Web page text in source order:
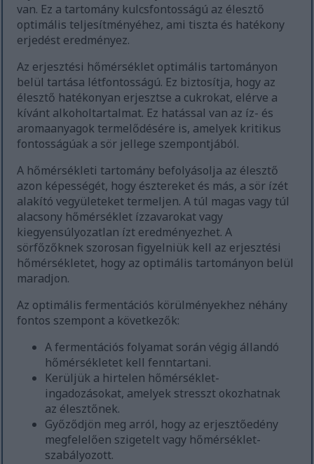
van. Ez a tartomány kulcsfontosságú az élesztő
optimális teljesítményéhez, ami tiszta és hatékony
erjedést eredményez.
Az erjesztési hőmérséklet optimális tartományon
belül tartása létfontosságú. Ez biztosítja, hogy az
élesztő hatékonyan erjesztse a cukrokat, elérve a
kívánt alkoholtartalmat. Ez hatással van az íz- és
aromaanyagok termelődésére is, amelyek kritikus
fontosságúak a sör jellege szempontjából.
A hőmérsékleti tartomány befolyásolja az élesztő
azon képességét, hogy észtereket és más, a sör ízét
alakító vegyületeket termeljen. A túl magas vagy túl
alacsony hőmérséklet ízzavarokat vagy
kiegyensúlyozatlan ízt eredményezhet. A
sörfőzőknek szorosan figyelniük kell az erjesztési
hőmérsékletet, hogy az optimális tartományon belül
maradjon.
Az optimális fermentációs körülményekhez néhány
fontos szempont a következők:
A fermentációs folyamat során végig állandó
hőmérsékletet kell fenntartani.
Kerüljük a hirtelen hőmérséklet-
ingadozásokat, amelyek stresszt okozhatnak
az élesztőnek.
Győződjön meg arról, hogy az erjesztőedény
megfelelően szigetelt vagy hőmérséklet-
szabályozott.